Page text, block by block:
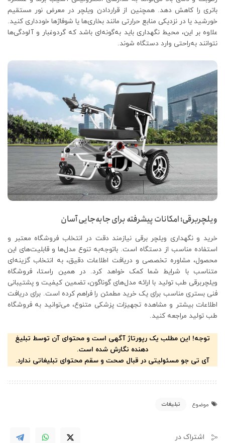
باتری را کاهش دهد. همچنین از قراردادن ویلچر در معرض نور مستقیم
خورشید یا در نزدیکی منابع حرارتی مانند بخاری‌ها یا شوفاژها خودداری کنید.
علاوه بر این، محیط نگهداری باید به‌گونه‌ای باشد که گردوغبار و آلودگی‌ها
نتوانند به‌راحتی وارد دستگاه شوند.
ویلچربرقی؛ امکانات پیشرفته برای جابه‌جایی آسان
خرید و نگهداری ویلچر برقی نیازمند دقت در انتخاب فروشگاه معتبر و
استفاده مناسب از دستگاه است. باتوجه‌به تنوع مدل‌ها و قابلیت‌های این
محصول، مشاوره تخصصی و دریافت اطلاعات دقیق، به انتخاب گزینه‌ای
متناسب با شرایط شما کمک خواهد کرد. در همین راستا، فروشگاه
ویلچربرقی طب تولید با ارائه مدل‌های گوناگون، تضمین کیفیت و پشتیبانی
فنی بستری مناسب برای یک خرید مطمئن را فراهم کرده‌ است. برای دریافت
اطلاعات بیشتر و مشاهده تجهیزات پزشکی متنوع، می‌توانید به فروشگاه
طب تولید مراجعه کنید.
توجه! این مطلب یک رپورتاژ آگهی است و محتوای آن توسط تبلیغ
دهنده نگارش شده است.
آی تی جو مسئولیتی در قبال صحت و سقم محتوای تبلیغاتی ندارد.
موضوع تبلیغات
اشتراک در